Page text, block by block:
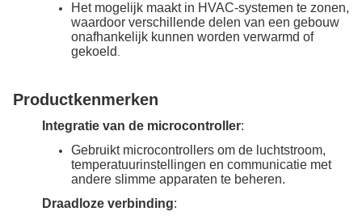
Het mogelijk maakt in HVAC-systemen te zonen,
waardoor verschillende delen van een gebouw
onafhankelijk kunnen worden verwarmd of
gekoeld
Productkenmerken
Integratie van de microcontroller:
Gebruikt microcontrollers om de luchtstroom,
temperatuurinstellingen en communicatie met
andere slimme apparaten te beheren.
Draadloze verbinding: